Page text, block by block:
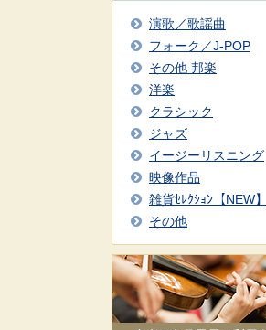
演歌／歌謡曲
フォーク／J-POP
その他 邦楽
洋楽
クラシック
ジャズ
イージーリスニング
映像作品
雑貨ｾﾚｸｼｮﾝ【NEW】
その他